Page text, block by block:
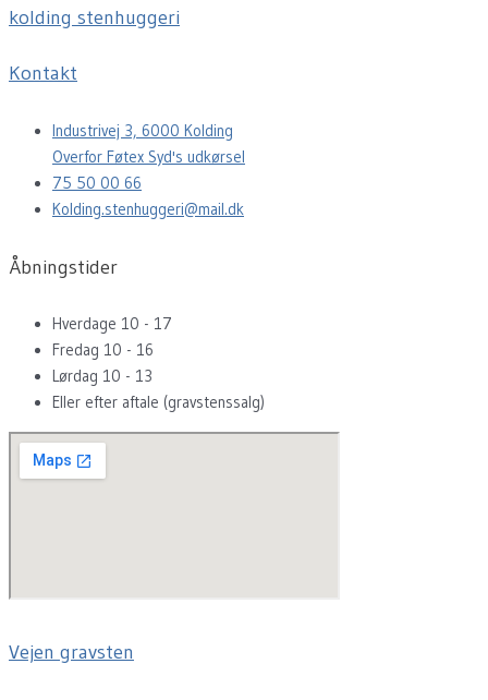
kolding stenhuggeri
Kontakt
Industrivej 3, 6000 Kolding
Overfor Føtex Syd's udkørsel
75 50 00 66
Kolding.stenhuggeri@mail.dk
Åbningstider
Hverdage 10 - 17
Fredag 10 - 16
Lørdag 10 - 13
Eller efter aftale (gravstenssalg)
Vejen gravsten